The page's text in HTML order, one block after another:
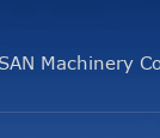
Machinery